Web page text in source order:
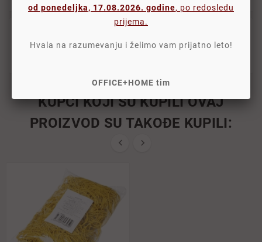
- pakovanje: 1 kg
- 60% kaučuk
KUPCI KOJI SU KUPILI OVAJ
PROIZVOD SU TAKOĐE KUPILI:
 
od ponedeljka, 17.08.2026. godine, po redosledu
prijema.
Hvala na razumevanju i želimo vam prijatno leto!
OFFICE+HOME tim